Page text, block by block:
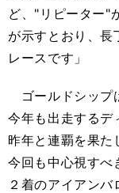
ど、"リピーター"
が示すとおり、長
レースです」
ゴールドシップ
今年も出走するデ
昨年と連覇を果た
今回も中心視すべ
２着のアイアン